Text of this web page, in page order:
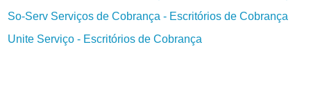
So-Serv Serviços de Cobrança - Escritórios de Cobrança
Unite Serviço - Escritórios de Cobrança